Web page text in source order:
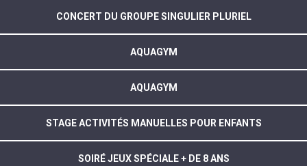
CONCERT DU GROUPE SINGULIER PLURIEL
AQUAGYM
AQUAGYM
STAGE ACTIVITÉS MANUELLES POUR ENFANTS
SOIRÉ JEUX SPÉCIALE + DE 8 ANS